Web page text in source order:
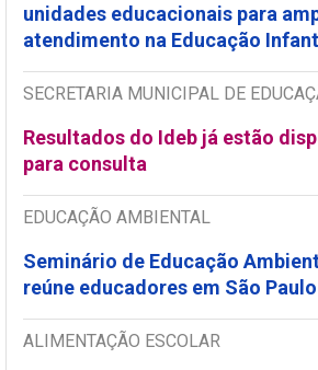
unidades educacionais para
atendimento na Educação
SECRETARIA MUNICIPAL DE
Resultados do Ideb já estão
para consulta
EDUCAÇÃO AMBIENTAL
Seminário de Educação
reúne educadores em São Paulo
ALIMENTAÇÃO ESCOLAR